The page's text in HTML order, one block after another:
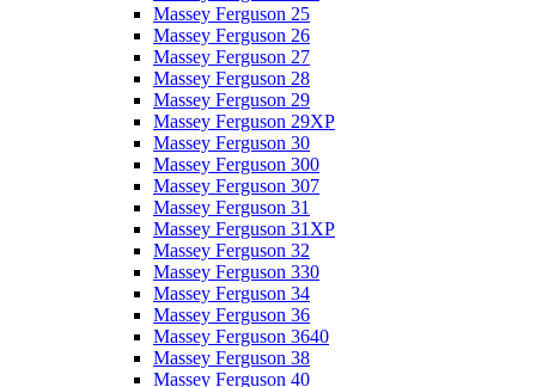
Massey Ferguson 25
Massey Ferguson 26
Massey Ferguson 27
Massey Ferguson 28
Massey Ferguson 29
Massey Ferguson 29XP
Massey Ferguson 30
Massey Ferguson 300
Massey Ferguson 307
Massey Ferguson 31
Massey Ferguson 31XP
Massey Ferguson 32
Massey Ferguson 330
Massey Ferguson 34
Massey Ferguson 36
Massey Ferguson 3640
Massey Ferguson 38
Massey Ferguson 40